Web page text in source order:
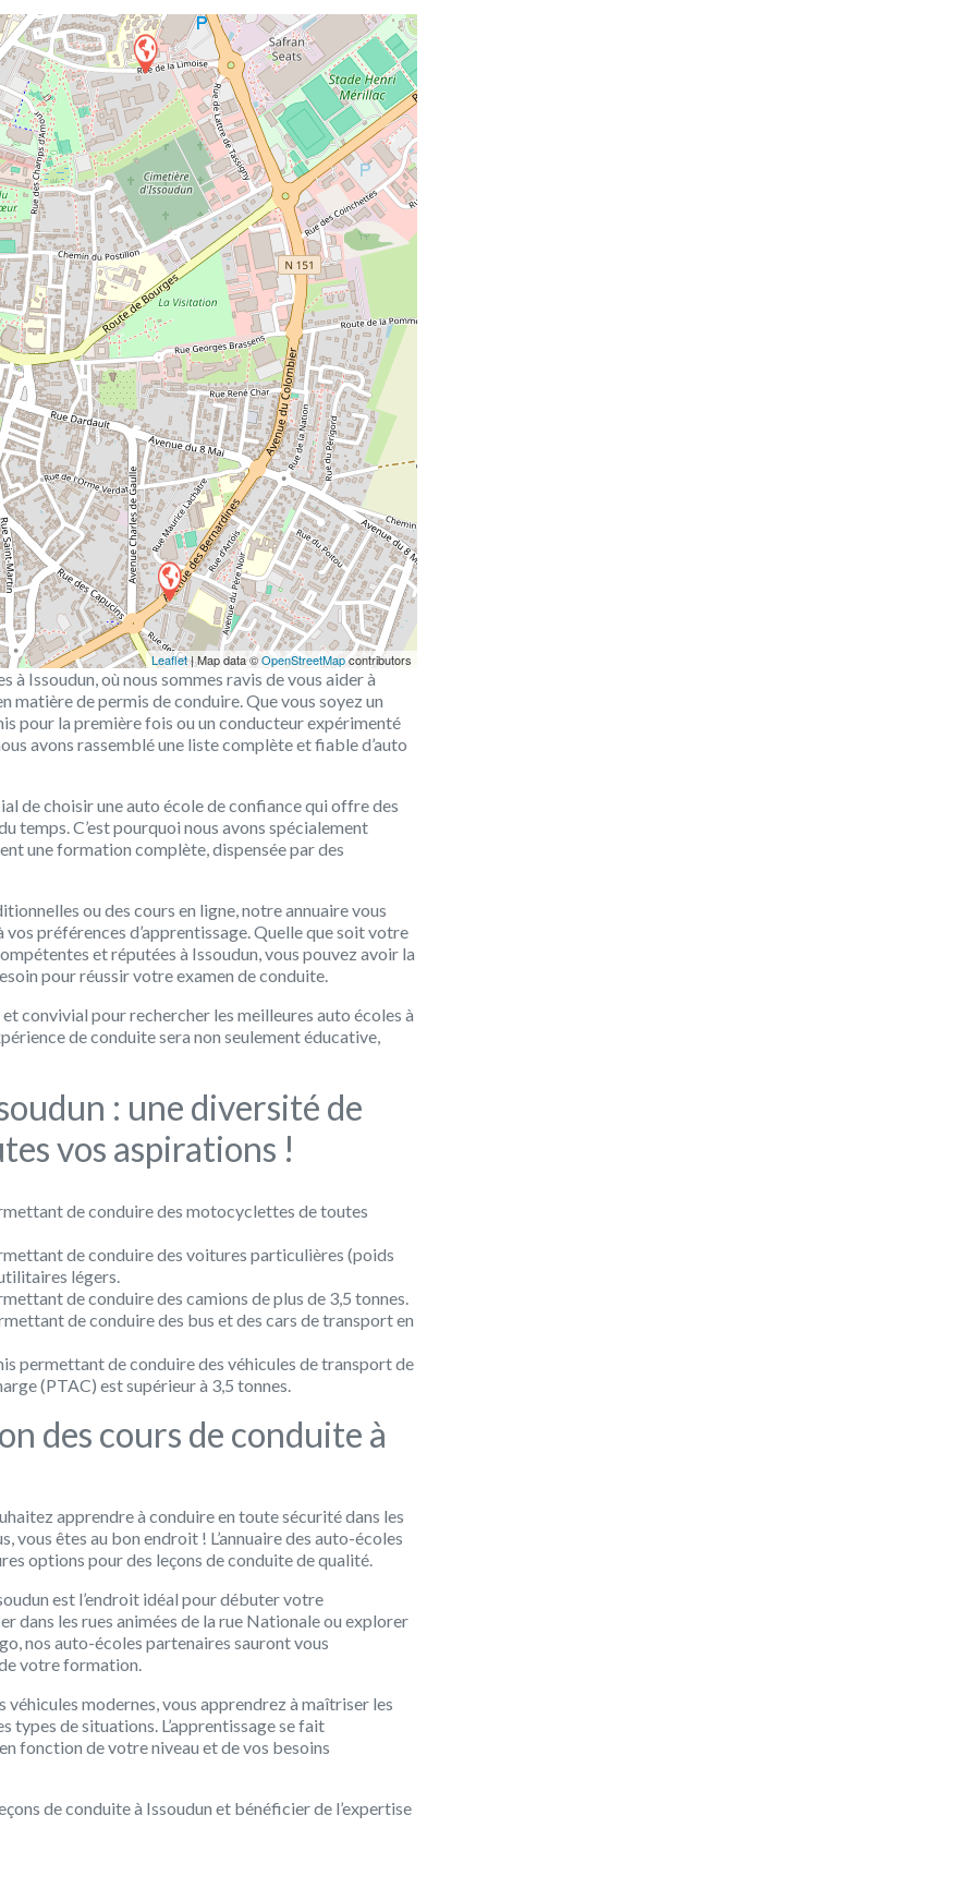
Leaflet| Map data ©OpenStreetMapcontributors
à Issoudun, où nous sommes ravis de vous aider à
matière de permis de conduire. Que vous soyez un
pour la première fois ou un conducteur expérimenté
avons rassemblé une liste complète et fiable d’auto
de choisir une auto école de confiance qui offre des
temps. C’est pourquoi nous avons spécialement
une formation complète, dispensée par des
ou des cours en ligne, notre annuaire vous
préférences d’apprentissage. Quelle que soit votre
et réputées à Issoudun, vous pouvez avoir la
pour réussir votre examen de conduite.
convivial pour rechercher les meilleures auto écoles à
de conduite sera non seulement éducative,
: une diversité de
vos aspirations !
de conduire des motocyclettes de toutes
de conduire des voitures particulières (poids
légers.
de conduire des camions de plus de 3,5 tonnes.
de conduire des bus et des cars de transport en
permettant de conduire des véhicules de transport de
(PTAC) est supérieur à 3,5 tonnes.
des cours de conduite à
apprendre à conduire en toute sécurité dans les
vous êtes au bon endroit ! L’annuaire des auto-écoles
options pour des leçons de conduite de qualité.
est l’endroit idéal pour débuter votre
dans les rues animées de la rue Nationale ou explorer
nos auto-écoles partenaires sauront vous
votre formation.
modernes, vous apprendrez à maîtriser les
types de situations. L’apprentissage se fait
fonction de votre niveau et de vos besoins
de conduite à Issoudun et bénéficier de l’expertise